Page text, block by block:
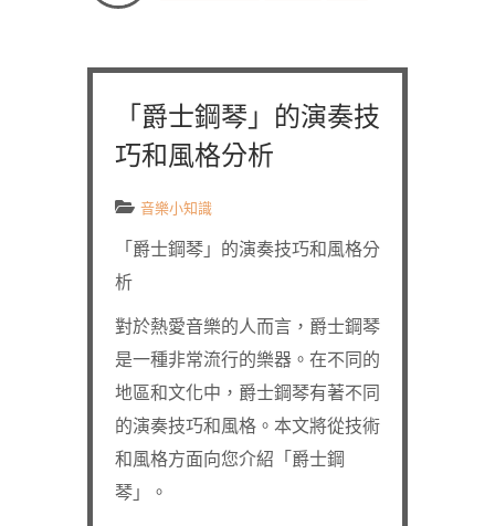
「爵士鋼琴」的演奏技
巧和風格分析
音樂小知識
「爵士鋼琴」的演奏技巧和風格分
析
對於熱愛音樂的人而言，爵士鋼琴
是一種非常流行的樂器。在不同的
地區和文化中，爵士鋼琴有著不同
的演奏技巧和風格。本文將從技術
和風格方面向您介紹「爵士鋼
琴」。